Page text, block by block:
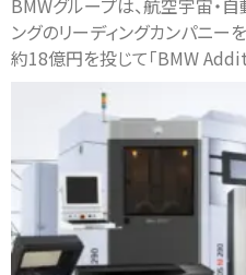
BMWグループは、航空宇宙・
ングのリーディングカンパニー
約18億円を投じて「BMW